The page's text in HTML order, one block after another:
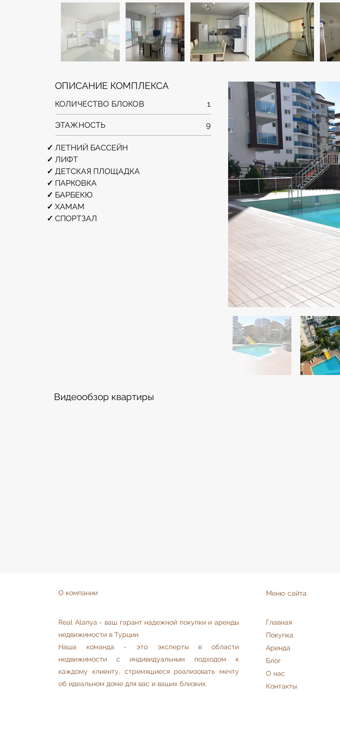
ОПИСАНИЕ КОМПЛЕКСА
КОЛИЧЕСТВО БЛОКОВ 1
ЭТАЖНОСТЬ 9
✓ ЛЕТНИЙ БАССЕЙН
✓ ЛИФТ
✓ ДЕТСКАЯ ПЛОЩАДКА
✓ ПАРКОВКА
✓ БАРБЕКЮ
✓ ХАМАМ
✓ СПОРТЗАЛ
Видеообзор квартиры
О компании
Real Alanya - ваш гарант надежной покупки и аренды
недвижимости в Турции.
Наша команда - это эксперты в области
недвижимости с индивидуальным подходом к
каждому клиенту, стремящиеся реализовать мечту
об идеальном доме для вас и ваших близких.
Меню сайта
Главная
Покупка
Аренда
Блог
О нас
Контакты